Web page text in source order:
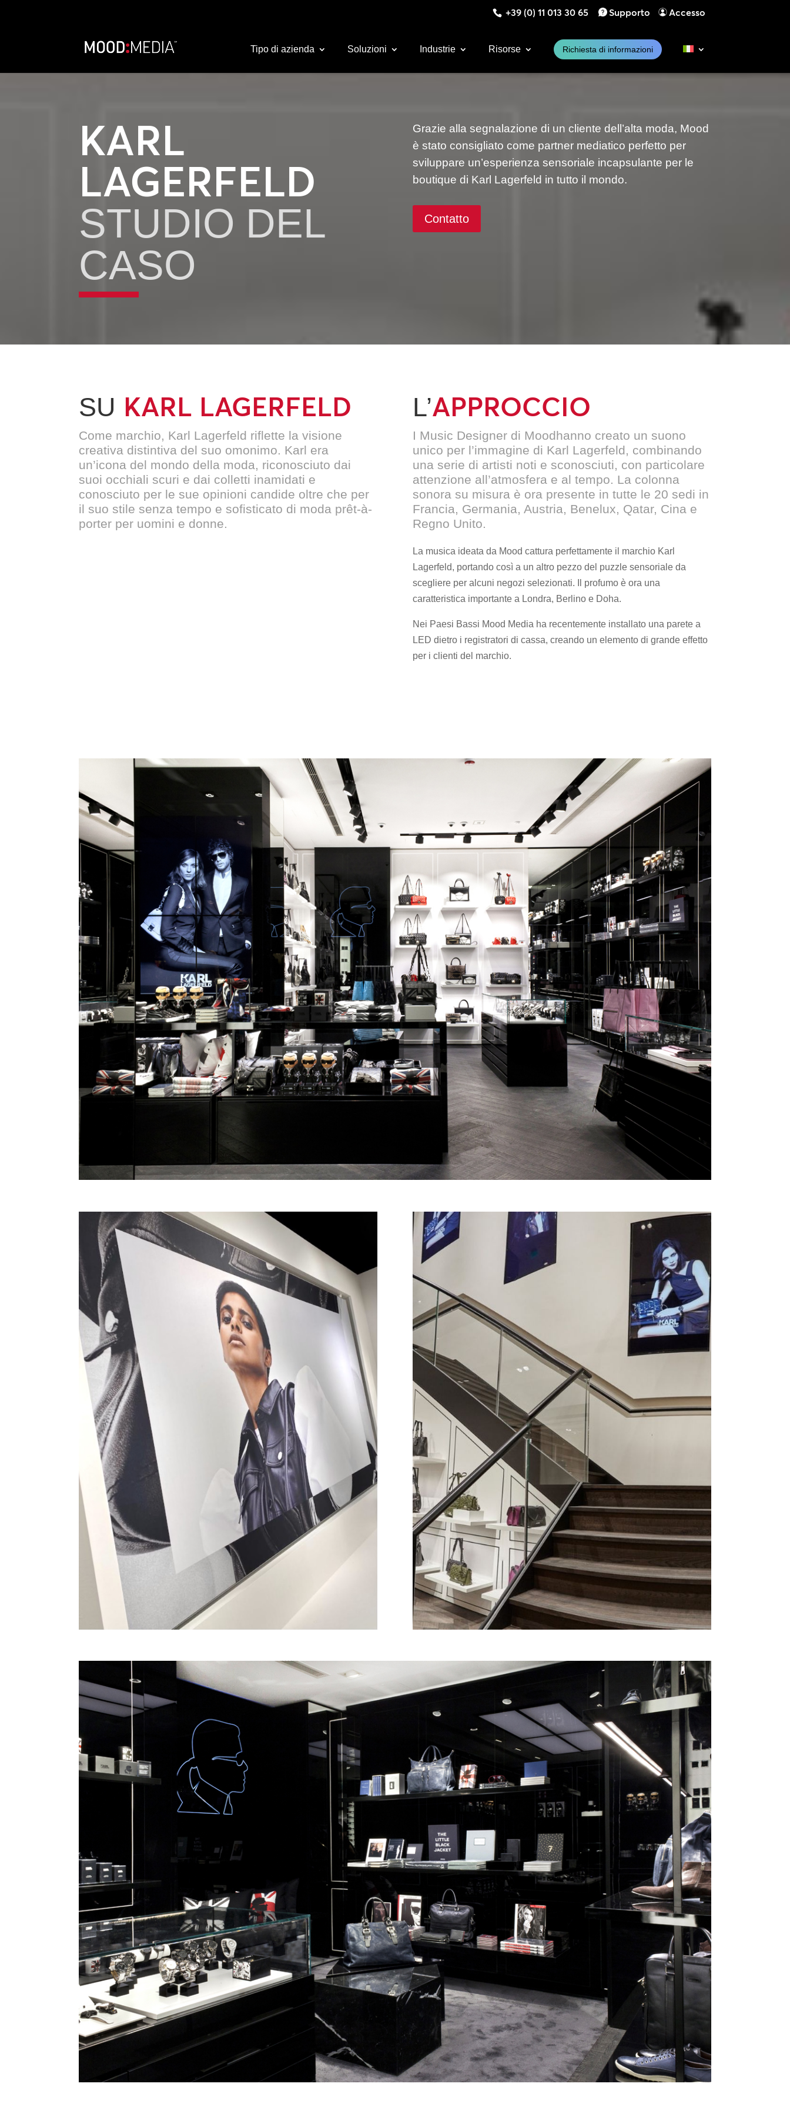
+39 (0) 11 013 30 65 Supporto Accesso
Tipo di azienda Soluzioni Industrie Risorse Richiesta di informazioni
KARL
LAGERFELD
STUDIO DEL
CASO
Grazie alla segnalazione di un cliente dell’alta moda, Mood
è stato consigliato come partner mediatico perfetto per
sviluppare un’esperienza sensoriale incapsulante per le
boutique di Karl Lagerfeld in tutto il mondo.
Contatto
SU KARL LAGERFELD
Come marchio, Karl Lagerfeld riflette la visione
creativa distintiva del suo omonimo. Karl era
un’icona del mondo della moda, riconosciuto dai
suoi occhiali scuri e dai colletti inamidati e
conosciuto per le sue opinioni candide oltre che per
il suo stile senza tempo e sofisticato di moda prêt-à-
porter per uomini e donne.
L’APPROCCIO
I Music Designer di Moodhanno creato un suono
unico per l’immagine di Karl Lagerfeld, combinando
una serie di artisti noti e sconosciuti, con particolare
attenzione all’atmosfera e al tempo. La colonna
sonora su misura è ora presente in tutte le 20 sedi in
Francia, Germania, Austria, Benelux, Qatar, Cina e
Regno Unito.
La musica ideata da Mood cattura perfettamente il marchio Karl
Lagerfeld, portando così a un altro pezzo del puzzle sensoriale da
scegliere per alcuni negozi selezionati. Il profumo è ora una
caratteristica importante a Londra, Berlino e Doha.
Nei Paesi Bassi Mood Media ha recentemente installato una parete a
LED dietro i registratori di cassa, creando un elemento di grande effetto
per i clienti del marchio.